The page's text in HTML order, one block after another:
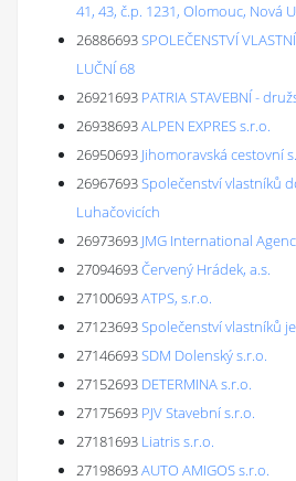
41, 43, č.p. 1231, Olomouc, Nová
26886693SPOLEČENSTVÍ
LUČNÍ 68
26921693 PATRIA STAVEBNÍ -
26938693ALPEN EXPRES s.r.o.
26950693 Jihomoravská cestovní
26967693Společenství vlastníků
Luhačovicích
26973693 JMG International
27094693Červený Hrádek, a.s.
27100693ATPS, s.r.o.
27123693Společenství vlastníků
27146693SDM Dolenský s.r.o.
27152693 DETERMINA s.r.o.
27175693 PJV Stavební s.r.o.
27181693 Liatris s.r.o.
27198693AUTO AMIGOS s.r.o.